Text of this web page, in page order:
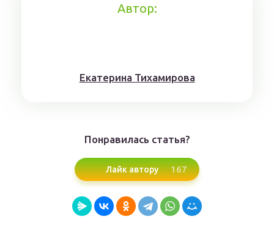
Автор:
Eкaтерина Тихaмировa
Понравилась статья?
Лайк автору 167